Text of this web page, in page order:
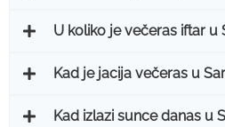
U koliko je večeras iftar u
Kad je jacija večeras u
Kad izlazi sunce danas u